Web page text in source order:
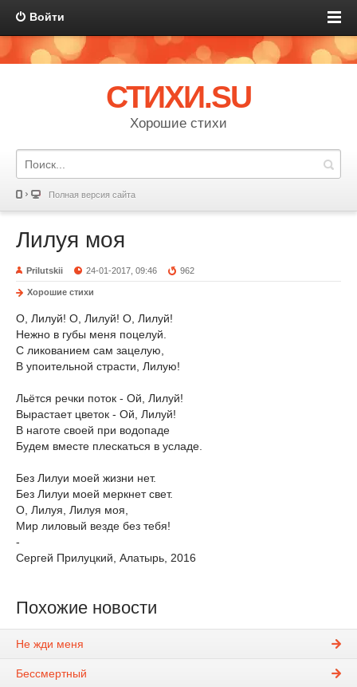
Войти
СТИХИ.SU
Хорошие стихи
Полная версия сайта
Лилуя моя
Prilutskii 24-01-2017, 09:46 962
Хорошие стихи
О, Лилуй! О, Лилуй! О, Лилуй!
Нежно в губы меня поцелуй.
С ликованием сам зацелую,
В упоительной страсти, Лилую!
Льётся речки поток - Ой, Лилуй!
Вырастает цветок - Ой, Лилуй!
В наготе своей при водопаде
Будем вместе плескаться в усладе.
Без Лилуи моей жизни нет.
Без Лилуи моей меркнет свет.
О, Лилуя, Лилуя моя,
Мир лиловый везде без тебя!
-
Сергей Прилуцкий, Алатырь, 2016
Похожие новости
Не жди меня
Бессмертный